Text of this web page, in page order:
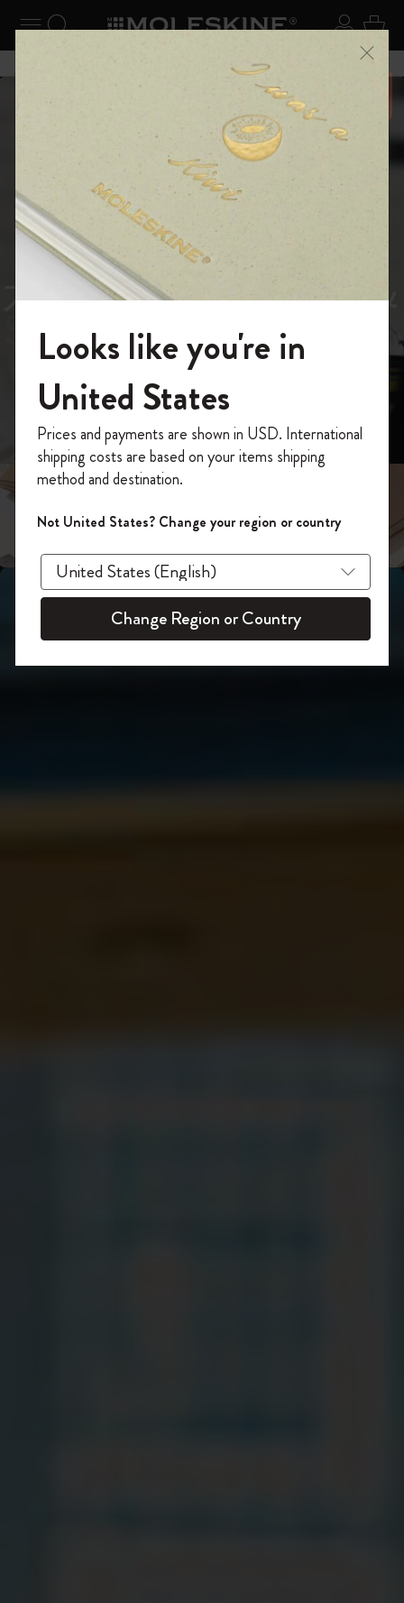
ナビゲーションの切替 ログ
検索 (キーワードなど) カ
6,500円以上のご購入で送料無料 メニ
ーを閉じる
あるページから始まる物語
Reframe
Sunglasses（リフレー
ム サングラス）
スライド表示0
スライド表示1
スライド表示2
スライド表示3
スライド表示4
スライド表示5
モレスキンの世界へようこそ
「WELCOME10」を入力すると、初回注
文が10%オフ＋送料無料になります。セ
ール・アウトレット品は適用外。
Moleskineアカウントを作成して限定オフ
ァーや会員特典、さらに多くのインスピ
レーションを手に入れましょう。
今すぐ会員登録 !
Looks like you're in
United States
Prices and payments are shown in USD. International
shipping costs are based on your items shipping
method and destination.
Not United States? Change your region or country
Change Region or Country